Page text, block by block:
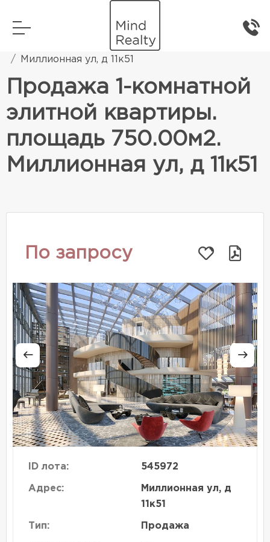
Элитная жилая недвижимость
Миллионная ул, д 11к51
Продажа 1-комнатной
элитной квартиры.
площадь 750.00м2.
Миллионная ул, д 11к51
По запросу
ID лота: 545972
Адрес:
Миллионная ул, д
11к51
Тип: Продажа